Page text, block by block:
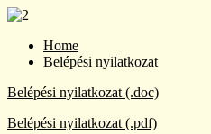
Home
Belépési nyilatkozat
Belépési nyilatkozat (.doc)
Belépési nyilatkozat (.pdf)